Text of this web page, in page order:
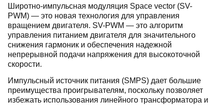
Широтно-импульсная модуляция Space vector (SV-
PWM) — это новая технология для управления
вращением двигателя. SV-PWM — это алгоритм
управления питанием двигателя для значительного
снижения гармоник и обеспечения надежной
непрерывной подачи напряжения для высокоточной
скорости.
Импульсный источник питания (SMPS) дает большие
преимущества проигрывателям, поскольку позволяет
избежать использования линейного трансформатора и